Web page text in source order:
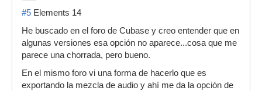
#5 Elements 14
He buscado en el foro de Cubase y creo entender que en
algunas versiones esa opción no aparece...cosa que me
parece una chorrada, pero bueno.
En el mismo foro vi una forma de hacerlo que es
exportando la mezcla de audio y ahí me da la opción de